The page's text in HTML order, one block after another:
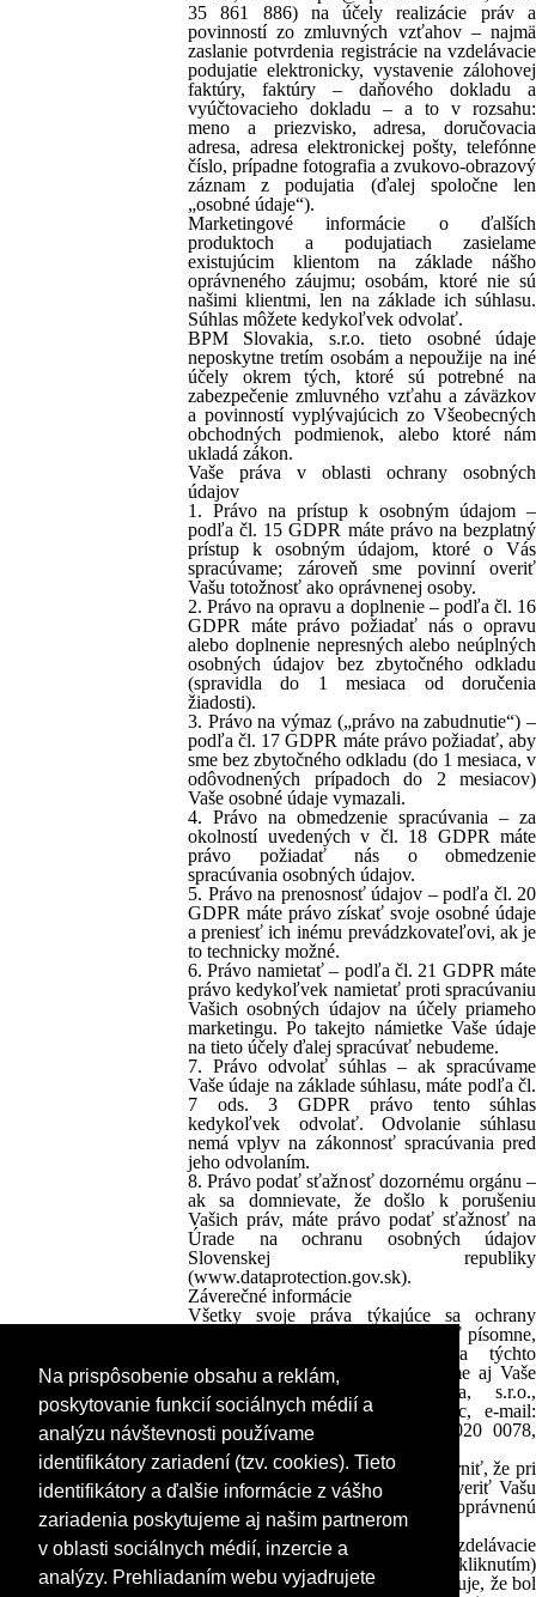
Na prispôsobenie obsahu a reklám,
poskytovanie funkcií sociálnych médií a
analýzu návštevnosti používame
identifikátory zariadení (tzv. cookies). Tieto
identifikátory a ďalšie informácie z vášho
zariadenia poskytujeme aj našim partnerom
v oblasti sociálnych médií, inzercie a
analýzy. Prehliadaním webu vyjadrujete
35 861 886) na účely realizácie práv a
povinností zo zmluvných vzťahov – najmä
zaslanie potvrdenia registrácie na vzdelávacie
podujatie elektronicky, vystavenie zálohovej
faktúry, faktúry – daňového dokladu a
vyúčtovacieho dokladu – a to v rozsahu:
meno a priezvisko, adresa, doručovacia
adresa, adresa elektronickej pošty, telefónne
číslo, prípadne fotografia a zvukovo-obrazový
záznam z podujatia (ďalej spoločne len
„osobné údaje“).
Marketingové informácie o ďalších
produktoch a podujatiach zasielame
existujúcim klientom na základe nášho
oprávneného záujmu; osobám, ktoré nie sú
našimi klientmi, len na základe ich súhlasu.
Súhlas môžete kedykoľvek odvolať.
BPM Slovakia, s.r.o. tieto osobné údaje
neposkytne tretím osobám a nepoužije na iné
účely okrem tých, ktoré sú potrebné na
zabezpečenie zmluvného vzťahu a záväzkov
a povinností vyplývajúcich zo Všeobecných
obchodných podmienok, alebo ktoré nám
ukladá zákon.
Vaše práva v oblasti ochrany osobných
údajov
1. Právo na prístup k osobným údajom –
podľa čl. 15 GDPR máte právo na bezplatný
prístup k osobným údajom, ktoré o Vás
spracúvame; zároveň sme povinní overiť
Vašu totožnosť ako oprávnenej osoby.
2. Právo na opravu a doplnenie – podľa čl. 16
GDPR máte právo požiadať nás o opravu
alebo doplnenie nepresných alebo neúplných
osobných údajov bez zbytočného odkladu
(spravidla do 1 mesiaca od doručenia
žiadosti).
3. Právo na výmaz („právo na zabudnutie“) –
podľa čl. 17 GDPR máte právo požiadať, aby
sme bez zbytočného odkladu (do 1 mesiaca, v
odôvodnených prípadoch do 2 mesiacov)
Vaše osobné údaje vymazali.
4. Právo na obmedzenie spracúvania – za
okolností uvedených v čl. 18 GDPR máte
právo požiadať nás o obmedzenie
spracúvania osobných údajov.
5. Právo na prenosnosť údajov – podľa čl. 20
GDPR máte právo získať svoje osobné údaje
a preniesť ich inému prevádzkovateľovi, ak je
to technicky možné.
6. Právo namietať – podľa čl. 21 GDPR máte
právo kedykoľvek namietať proti spracúvaniu
Vašich osobných údajov na účely priameho
marketingu. Po takejto námietke Vaše údaje
na tieto účely ďalej spracúvať nebudeme.
7. Právo odvolať súhlas – ak spracúvame
Vaše údaje na základe súhlasu, máte podľa čl.
7 ods. 3 GDPR právo tento súhlas
kedykoľvek odvolať. Odvolanie súhlasu
nemá vplyv na zákonnosť spracúvania pred
jeho odvolaním.
8. Právo podať sťažnosť dozornému orgánu –
ak sa domnievate, že došlo k porušeniu
Vašich práv, máte právo podať sťažnosť na
Úrade na ochranu osobných údajov
Slovenskej republiky
(www.dataprotection.gov.sk).
Záverečné informácie
Všetky svoje práva týkajúce sa ochrany
osobných údajov si môžete uplatniť písomne,
telefonicky alebo e-mailom na týchto
kontaktoch, na ktorých zodpovieme aj Vaše
ďalšie otázky: BPM Slovakia, s.r.o.,
Lichnerova 91/27, 903 01 Senec, e-mail:
bpm@bpm-educat.com, tel.: 02/2020 0078,
0905 172 880.
Zároveň si Vás dovoľujeme upozorniť, že pri
uplatnení práv máme povinnosť overiť Vašu
totožnosť a identifikovať Vás ako oprávnenú
osobu na podanie žiadosti.
Záujemca o registráciu na vzdelávacie
podujatie potvrdením (odkliknutím)
príslušného poľa v prihláške vyjadruje, že bol